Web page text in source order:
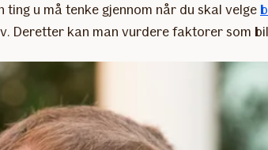
u må tenke gjennom når du skal velge
Deretter kan man vurdere faktorer som